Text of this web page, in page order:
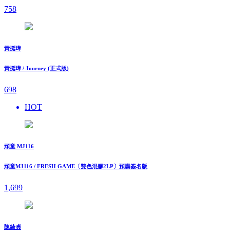
758
黃挺瑋
黃挺瑋 / Journey (正式版)
698
HOT
頑童 MJ116
頑童MJ116 / FRESH GAME〔雙色混膠2LP〕預購簽名版
1,699
陳綺貞